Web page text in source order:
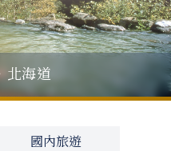
北海道
國內旅遊